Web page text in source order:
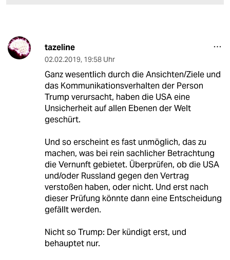
tazeline
02.02.2019, 19:58 Uhr
Ganz wesentlich durch die Ansichten/Ziele und
das Kommunikationsverhalten der Person
Trump verursacht, haben die USA eine
Unsicherheit auf allen Ebenen der Welt
geschürt.
Und so erscheint es fast unmöglich, das zu
machen, was bei rein sachlicher Betrachtung
die Vernunft gebietet. Überprüfen, ob die USA
und/oder Russland gegen den Vertrag
verstoßen haben, oder nicht. Und erst nach
dieser Prüfung könnte dann eine Entscheidung
gefällt werden.
Nicht so Trump: Der kündigt erst, und
behauptet nur.